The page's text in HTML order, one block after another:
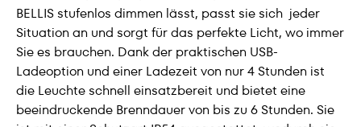
BELLIS stufenlos dimmen lässt, passt sie sich jeder
Situation an und sorgt für das perfekte Licht, wo immer
Sie es brauchen. Dank der praktischen USB-
Ladeoption und einer Ladezeit von nur 4 Stunden ist
die Leuchte schnell einsatzbereit und bietet eine
beeindruckende Brenndauer von bis zu 6 Stunden. Sie